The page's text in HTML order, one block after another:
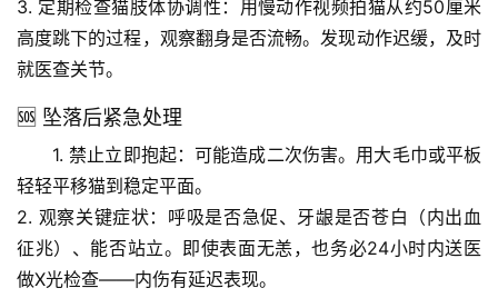
科
技
沿
心
理
驿
站
3. 定期检查猫肢体协调性 ：用慢动作视频拍猫从约50厘米
高度跳下的过程，观察翻身是否流畅。发现动作迟缓，及时
就医查关节。
🆘 坠落后紧急处理
1. 禁止立即抱起：可能造成二次伤害。用大毛巾或平板
轻轻平移猫到稳定平面。
2. 观察关键症状： 呼吸是否急促、牙龈是否苍白（内出血
征兆）、能否站立。即使表面无恙，也务必24小时内送医
做X光检查——内伤有延迟表现。